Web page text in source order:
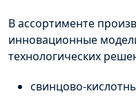
В ассортименте
инновационные
технологических
свинцово-